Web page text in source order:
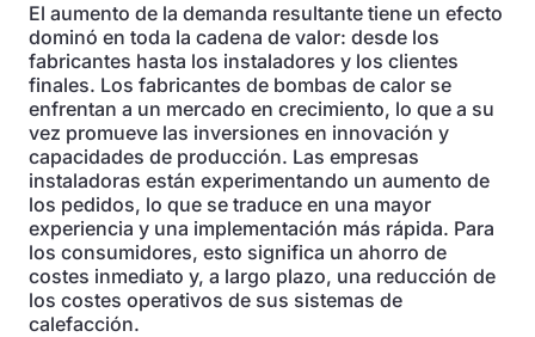
El aumento de la demanda resultante tiene un efecto
dominó en toda la cadena de valor: desde los
fabricantes hasta los instaladores y los clientes
finales. Los fabricantes de bombas de calor se
enfrentan a un mercado en crecimiento, lo que a su
vez promueve las inversiones en innovación y
capacidades de producción. Las empresas
instaladoras están experimentando un aumento de
los pedidos, lo que se traduce en una mayor
experiencia y una implementación más rápida. Para
los consumidores, esto significa un ahorro de
costes inmediato y, a largo plazo, una reducción de
los costes operativos de sus sistemas de
calefacción.